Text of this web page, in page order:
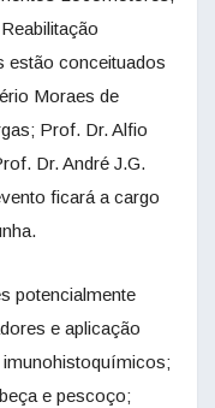
estão conceituados
Moraes de
Prof. Dr. Alfio
Dr. André J.G.
ficará a cargo
potencialmente
e aplicação
e pescoço;